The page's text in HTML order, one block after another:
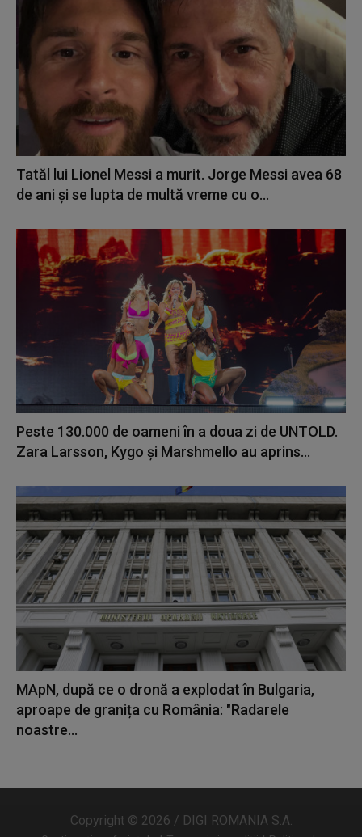
Tatăl lui Lionel Messi a murit. Jorge Messi avea 68
de ani și se lupta de multă vreme cu o...
Peste 130.000 de oameni în a doua zi de UNTOLD.
Zara Larsson, Kygo și Marshmello au aprins...
MApN, după ce o dronă a explodat în Bulgaria,
aproape de granița cu România: "Radarele
noastre...
Copyright © 2026 / DIGI ROMANIA S.A.